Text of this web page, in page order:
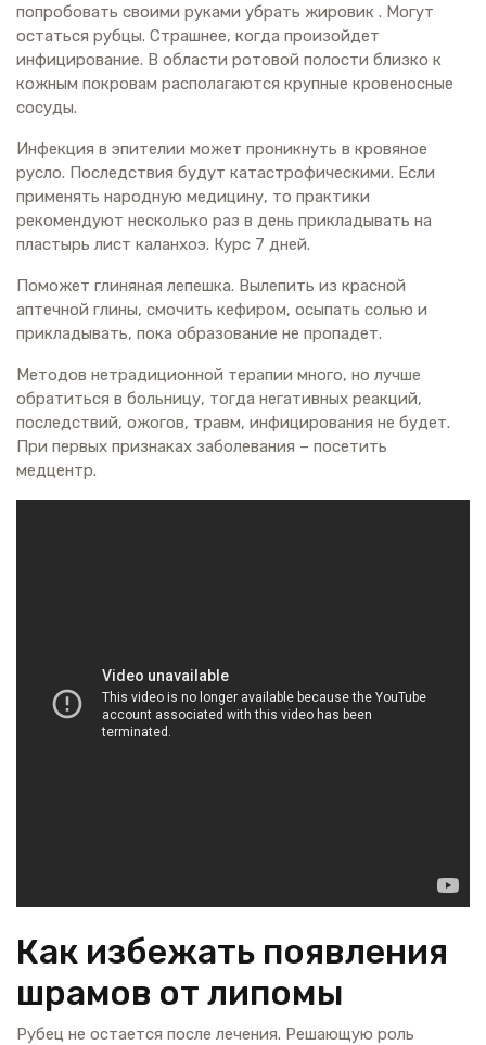
попробовать своими руками убрать жировик . Могут
остаться рубцы. Страшнее, когда произойдет
инфицирование. В области ротовой полости близко к
кожным покровам располагаются крупные кровеносные
сосуды.
Инфекция в эпителии может проникнуть в кровяное
русло. Последствия будут катастрофическими. Если
применять народную медицину, то практики
рекомендуют несколько раз в день прикладывать на
пластырь лист каланхоэ. Курс 7 дней.
Поможет глиняная лепешка. Вылепить из красной
аптечной глины, смочить кефиром, осыпать солью и
прикладывать, пока образование не пропадет.
Методов нетрадиционной терапии много, но лучше
обратиться в больницу, тогда негативных реакций,
последствий, ожогов, травм, инфицирования не будет.
При первых признаках заболевания – посетить
медцентр.
Как избежать появления
шрамов от липомы
Рубец не остается после лечения. Решающую роль